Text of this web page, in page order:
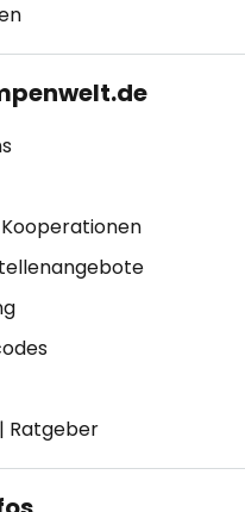
| Ratgeber